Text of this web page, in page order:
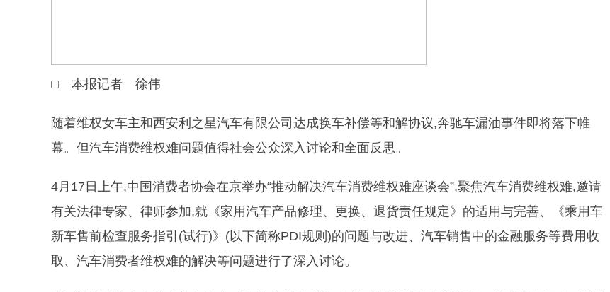
□ 本报记者 徐伟
随着维权女车主和西安利之星汽车有限公司达成换车补偿等和解协议,奔驰车漏油事件即将落下帷
幕。但汽车消费维权难问题值得社会公众深入讨论和全面反思。
4月17日上午,中国消费者协会在京举办“推动解决汽车消费维权难座谈会”,聚焦汽车消费维权难,邀请
有关法律专家、律师参加,就《家用汽车产品修理、更换、退货责任规定》的适用与完善、《乘用车
新车售前检查服务指引(试行)》(以下简称PDI规则)的问题与改进、汽车销售中的金融服务等费用收
取、汽车消费者维权难的解决等问题进行了深入讨论。